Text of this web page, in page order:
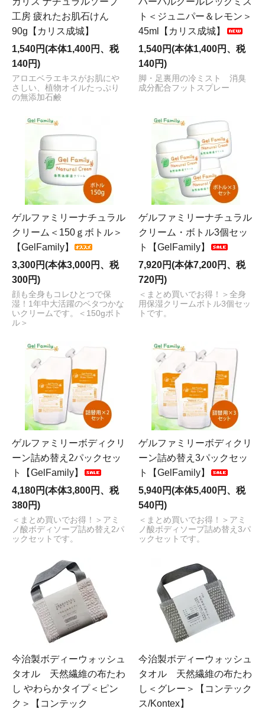
工房 疲れたお肌石けん
90g【カリス成城】
1,540円(本体1,400円、税
140円)
アロエベラエキスがお肌にや
さしい、植物オイルたっぷり
の無添加石鹸
ト＜ジュニパー＆レモン＞
45ml【カリス成城】
1,540円(本体1,400円、税
140円)
脚・足裏用の冷ミスト 消臭
成分配合フットスプレー
ゲルファミリーナチュラル
クリーム＜150ｇボトル＞
【GelFamily】
3,300円(本体3,000円、税
300円)
顔も全身もコレひとつで保
湿！1年中大活躍のベタつかな
いクリームです。＜150gボト
ル＞
ゲルファミリーナチュラル
クリーム・ボトル3個セッ
ト【GelFamily】
7,920円(本体7,200円、税
720円)
＜まとめ買いでお得！＞全身
用保湿クリームボトル3個セッ
トです。
ゲルファミリーボディクリ
ーン詰め替え2パックセッ
ト【GelFamily】
4,180円(本体3,800円、税
380円)
＜まとめ買いでお得！＞アミ
ノ酸ボディソープ詰め替え2パ
ックセットです。
ゲルファミリーボディクリ
ーン詰め替え3パックセッ
ト【GelFamily】
5,940円(本体5,400円、税
540円)
＜まとめ買いでお得！＞アミ
ノ酸ボディソープ詰め替え3パ
ックセットです。
今治製ボディーウォッシュ
タオル 天然繊維の布たわ
し やわらかタイプ＜ピン
ク＞【コンテック
今治製ボディーウォッシュ
タオル 天然繊維の布たわ
し＜グレー＞【コンテック
ス/Kontex】